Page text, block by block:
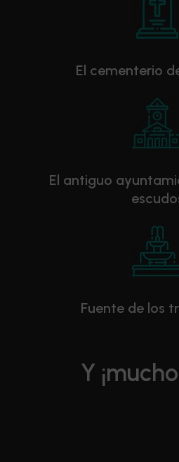
El cementerio
El antiguo
Fuente de los
Y